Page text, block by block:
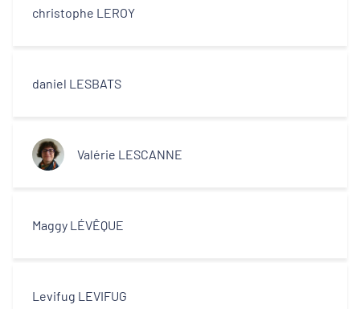
christophe LEROY
daniel LESBATS
Valérie LESCANNE
Maggy LÉVÊQUE
Levifug LEVIFUG